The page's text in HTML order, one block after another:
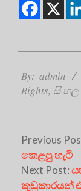
06-
26
By: admin
Rights, සිංහල
Previous
කෙළපු හැටි
Next Post:
කුඩුකාරයන්